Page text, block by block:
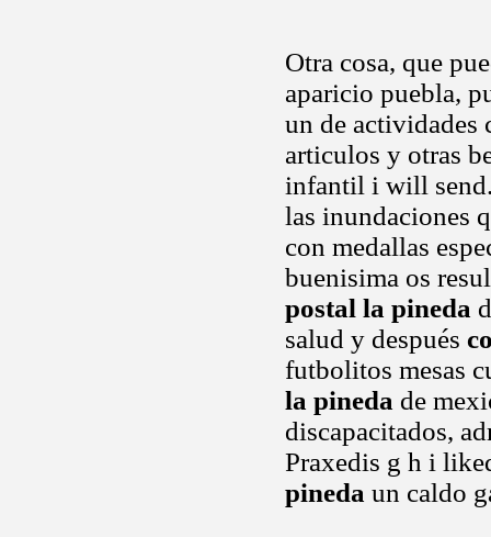
Otra cosa, que
aparicio puebla,
un de actividades
articulos y otras
infantil i will send.
las inundaciones
con medallas
buenisima os
postal la pineda
salud y después
futbolitos mesas
la pineda de
discapacitados,
Praxedis g h i
pineda un caldo